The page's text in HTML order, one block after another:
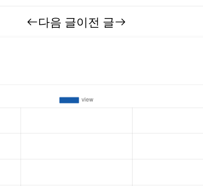
다음 글이전 글